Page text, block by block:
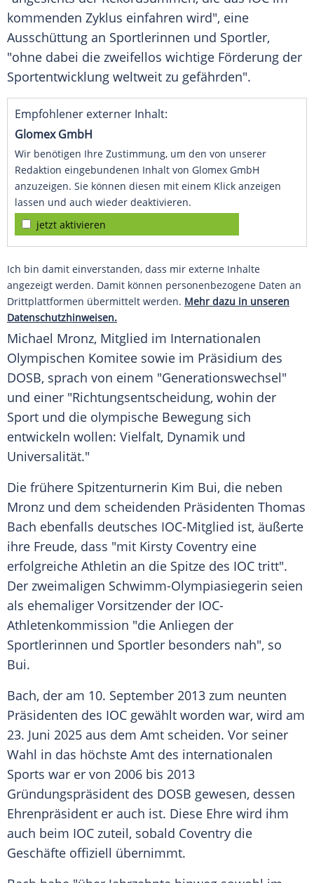
kommenden Zyklus einfahren wird", eine
Ausschüttung an Sportlerinnen und Sportler,
"ohne dabei die zweifellos wichtige Förderung der
Sportentwicklung weltweit zu gefährden".
Empfohlener externer Inhalt:
Glomex GmbH
Wir benötigen Ihre Zustimmung, um den von unserer
Redaktion eingebundenen Inhalt von Glomex GmbH
anzuzeigen. Sie können diesen mit einem Klick anzeigen
lassen und auch wieder deaktivieren.
jetzt aktivieren
Ich bin damit einverstanden, dass mir externe Inhalte
angezeigt werden. Damit können personenbezogene Daten an
Drittplattformen übermittelt werden. Mehr dazu in unseren
Datenschutzhinweisen.
Michael Mronz, Mitglied im Internationalen
Olympischen Komitee sowie im Präsidium des
DOSB, sprach von einem "Generationswechsel"
und einer "Richtungsentscheidung, wohin der
Sport und die olympische Bewegung sich
entwickeln wollen: Vielfalt, Dynamik und
Universalität."
Die frühere Spitzenturnerin Kim Bui, die neben
Mronz und dem scheidenden Präsidenten Thomas
Bach ebenfalls deutsches IOC-Mitglied ist, äußerte
ihre Freude, dass "mit Kirsty Coventry eine
erfolgreiche Athletin an die Spitze des IOC tritt".
Der zweimaligen Schwimm-Olympiasiegerin seien
als ehemaliger Vorsitzender der IOC-
Athletenkommission "die Anliegen der
Sportlerinnen und Sportler besonders nah", so
Bui.
Bach, der am 10. September 2013 zum neunten
Präsidenten des IOC gewählt worden war, wird am
23. Juni 2025 aus dem Amt scheiden. Vor seiner
Wahl in das höchste Amt des internationalen
Sports war er von 2006 bis 2013
Gründungspräsident des DOSB gewesen, dessen
Ehrenpräsident er auch ist. Diese Ehre wird ihm
auch beim IOC zuteil, sobald Coventry die
Geschäfte offiziell übernimmt.